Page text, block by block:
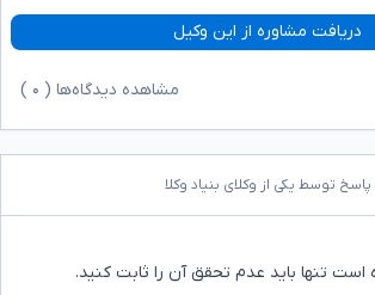
دریافت مشاوره از این وکیل
مشاهده دیدگاه‌ها ( ۰
پاسخ توسط یکی از وکلای بنیاد وکلا
تنها باید عدم تحقق آن را ثابت کنید.